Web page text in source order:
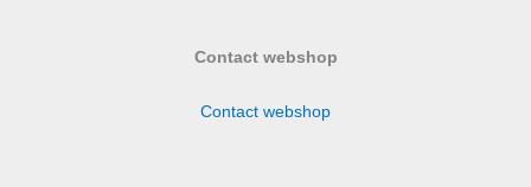
Contact webshop
Contact webshop